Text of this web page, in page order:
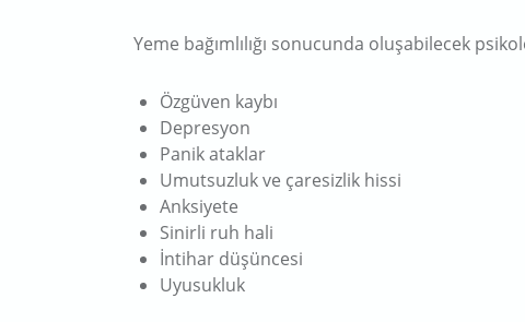
Yeme bağımlılığı sonucunda oluşabilecek
Özgüven kaybı
Depresyon
Panik ataklar
Umutsuzluk ve çaresizlik hissi
Anksiyete
Sinirli ruh hali
İntihar düşüncesi
Uyusukluk